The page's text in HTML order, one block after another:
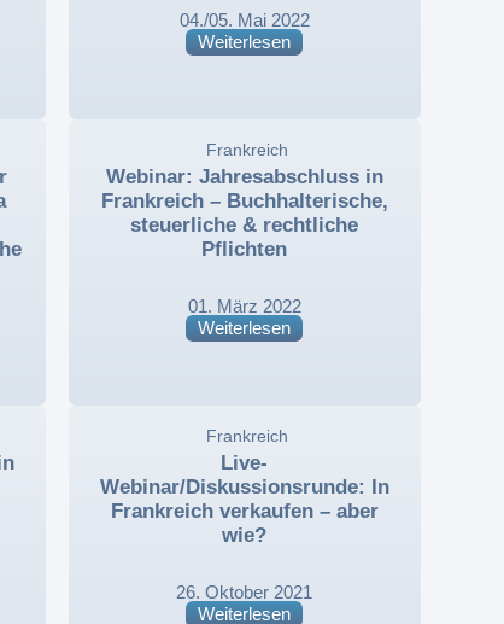
04./05. Mai 2022
Weiterlesen
Webinar: Jahresabschluss in
Frankreich – Buchhalterische,
steuerliche & rechtliche
Pflichten
Frankreich
01. März 2022
Weiterlesen
Live-
Webinar/Diskussionsrunde: In
Frankreich verkaufen – aber
wie?
Frankreich
26. Oktober 2021
Weiterlesen